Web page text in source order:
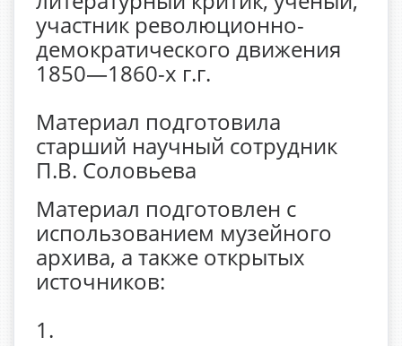
участник революционно-
демократического движения
1850—1860-х г.г.
Материал подготовила
старший научный сотрудник
П.В. Соловьева
Материал подготовлен с
использованием музейного
архива, а также открытых
источников:
1.